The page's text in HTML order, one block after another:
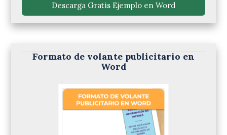
Descarga Gratis Ejemplo en Word
Formato de volante publicitario en
Word